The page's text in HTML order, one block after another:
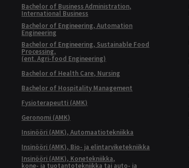
Bachelor of Business Administration,
International Business
Bachelor of Engineering, Automation
Engineering
Bachelor of Engineering, Sustainable Food
Processing,
(ent. Agri-food Engineering)
Bachelor of Health Care, Nursing
Bachelor of Hospitality Management
Fysioterapeutti (AMK)
Geronomi (AMK)
Insinööri (AMK), Automaatiotekniikka
Insinööri (AMK), Bio- ja elintarviketekniikka
Insinööri (AMK), Konetekniikka,
kone- ja tuotantotekniikka tai auto- ja